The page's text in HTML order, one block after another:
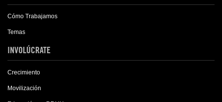
Cómo Trabajamos
Temas
INVOLÚCRATE
Crecimiento
Movilización